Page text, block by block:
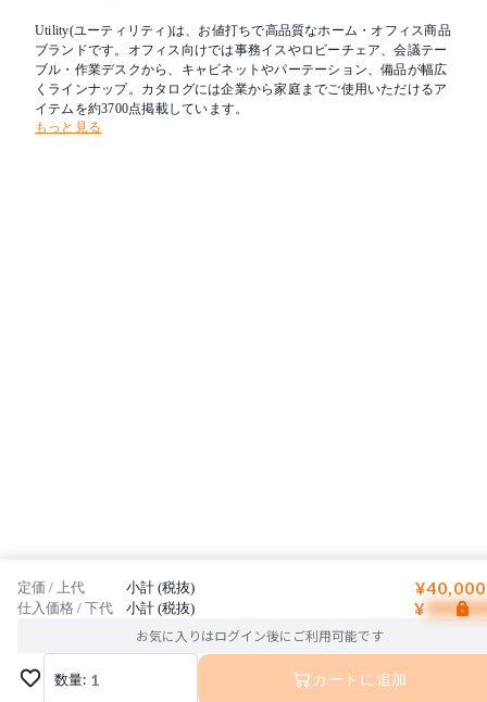
Utility(ユーティリティ)は、お値打ちで高品質なホーム・オフィス商品
ブランドです。オフィス向けでは事務イスやロビーチェア、会議テー
ブル・作業デスクから、キャビネットやパーテーション、備品が幅広
くラインナップ。カタログには企業から家庭までご使用いただけるア
イテムを約3700点掲載しています。
もっと見る
定価 / 上代 小計 (税抜)
仕入価格 / 下代 小計 (税抜) ¥
お気に入りはログイン後にご利用可能です
数量: 1 カートに追加